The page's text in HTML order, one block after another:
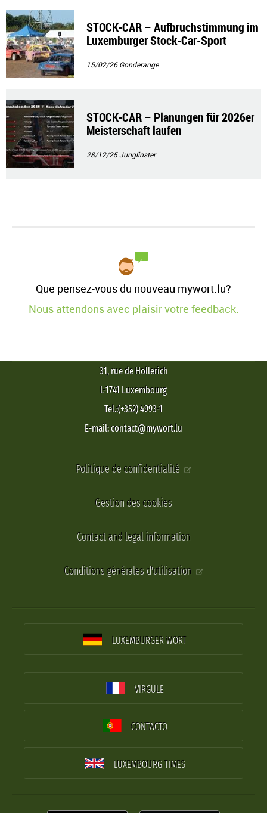
STOCK-CAR – Aufbruchstimmung im
Luxemburger Stock-Car-Sport
15/02/26Gonderange
STOCK-CAR – Planungen für 2026er
Meisterschaft laufen
28/12/25Junglinster
Que pensez-vous du nouveau mywort.lu?
Nous attendons avec plaisir votre feedback.
31, rue de Hollerich
L-1741 Luxembourg
Tel.:(+352) 4993-1
E-mail: contact@mywort.lu
Politique de confidentialité
Gestion des cookies
Contact and legal information
Conditions générales d'utilisation
LUXEMBURGER WORT
VIRGULE
CONTACTO
LUXEMBOURG TIMES